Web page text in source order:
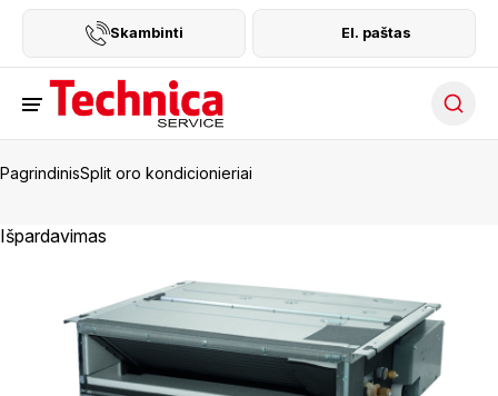
Skambinti El. paštas
PagrindinisSplit oro kondicionieriai
Išpardavimas